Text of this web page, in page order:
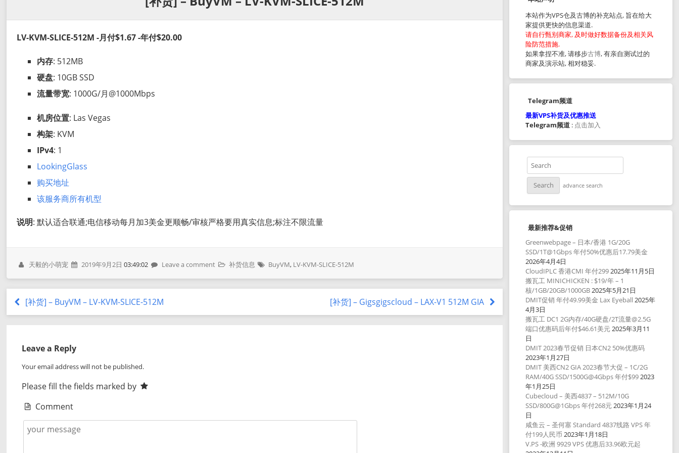
LV-KVM-SLICE-512M -月付$1.67 -年付$20.00
内存: 512MB
硬盘: 10GB SSD
流量带宽: 1000G/月@1000Mbps
机房位置: Las Vegas
构架: KVM
IPv4: 1
LookingGlass
购买地址
该服务商所有机型
说明: 默认适合联通;电信移动每月加3美金更顺畅/审核严格要用真实信息;标注不限流量
天毅的小萌宠 2019年9月2日 03:49:02 Leave a comment 补货信息 BuyVM, LV-KVM-SLICE-512M
[补货] – BuyVM – LV-KVM-SLICE-512M [补货] – Gigsgigscloud – LAX-V1 512M GIA
Leave a Reply
Your email address will not be published.
Please fill the fields marked by
Comment
本站作为VPS仓及古博的补充站点, 旨在给大
家提供更快的信息渠道.
请自行甄别商家, 及时做好数据备份及相关风
险防范措施.
如果拿捏不准, 请移步古博, 有亲自测试过的
商家及演示站, 相对稳妥.
Telegram频道
最新VPS补货及优惠推送
Telegram频道 : 点击加入
advance search
最新推荐&促销
Greenwebpage – 日本/香港 1G/20G
SSD/1T@1Gbps 年付50%优惠后17.79美金
2026年4月4日
CloudIPLC 香港CMI 年付2992025年11月5日
搬瓦工 MINICHICKEN : $19/年 – 1
核/1GB/20GB/1000GB2025年5月21日
DMIT促销 年付49.99美金 Lax Eyeball 2025年
4月3日
搬瓦工 DC1 2G内存/40G硬盘/2T流量@2.5G
端口优惠码后年付$46.61美元2025年3月11
日
DMIT 2023春节促销 日本CN2 50%优惠码
2023年1月27日
DMIT 美西CN2 GIA 2023春节大促 – 1C/2G
RAM/40G SSD/1500G@4Gbps 年付$992023
年1月25日
Cubecloud – 美西4837 – 512M/10G
SSD/800G@1Gbps 年付268元2023年1月24
日
咸鱼云 – 圣何塞 Standard 4837线路 VPS 年
付199人民币 2023年1月18日
V.PS -欧洲 9929 VPS 优惠后33.96欧元起